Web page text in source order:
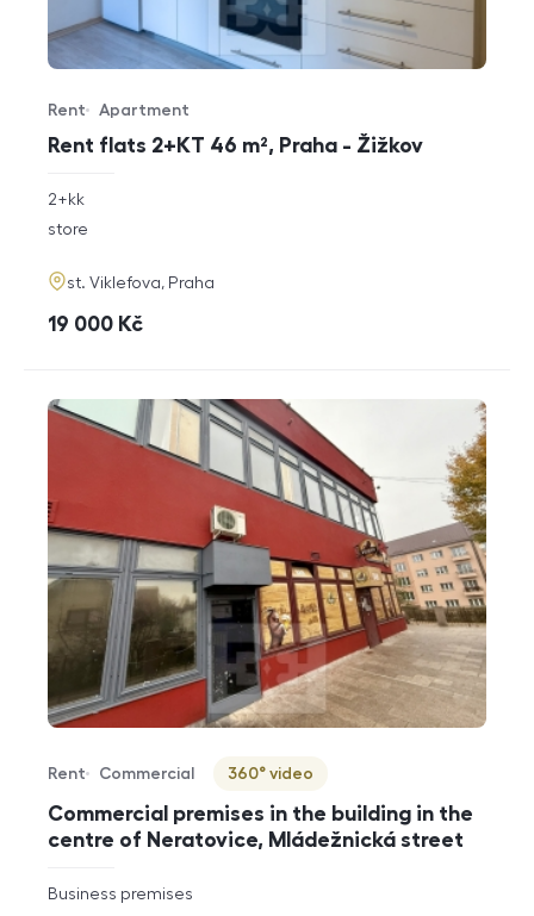
Rent flats 2+KT 46 m², Praha - Žižkov
Offer type
Rent
Property type
Apartment
rozměry
2+kk
funkce
store
adresa
st. Viklefova, Praha
cena
19 000 Kč
Commercial premises in the building in the
centre of Neratovice, Mládežnická street
Offer type
Rent
Property type
Commercial
Virtuální prohlídka
360° video
rozměry
disposition
Business premises